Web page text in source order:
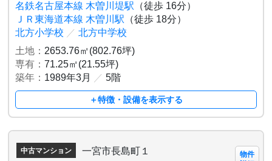
名鉄名古屋本線 木曽川堤駅 （徒歩 16分）
ＪＲ東海道本線 木曽川駅 （徒歩 18分）
北方小学校 ／ 北方中学校
土地： 2653.76㎡(802.76坪)
専有：71.25㎡(21.55坪)
築年： 1989年3月 ／ 5階
＋特徴・設備を表示する
中古マンション
一宮市長島町１
物件